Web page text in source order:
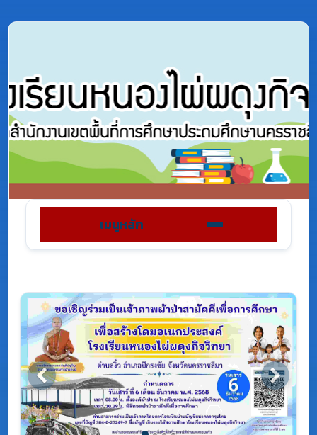
เมนูหลัก
Previous Next